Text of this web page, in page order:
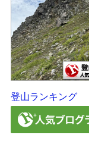
登山ランキング